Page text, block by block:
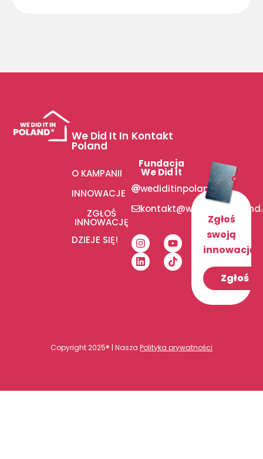
We Did It In
Poland
O KAMPANII
INNOWACJE
ZGŁOŚ
INNOWACJĘ
DZIEJE SIĘ!
Kontakt
Fundacja
We Did It
wediditinpoland
Zgłoś
swoją
innowację!
Zgłoś
Copyright 2025® | Nasza Polityka prywatności